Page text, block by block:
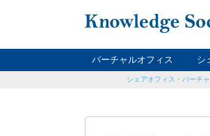
バーチャルオフィス シ
シェアオフィス・バーチ